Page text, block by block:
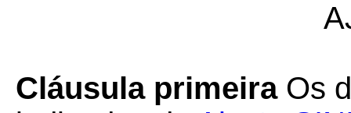
Cláusula primeiraOs